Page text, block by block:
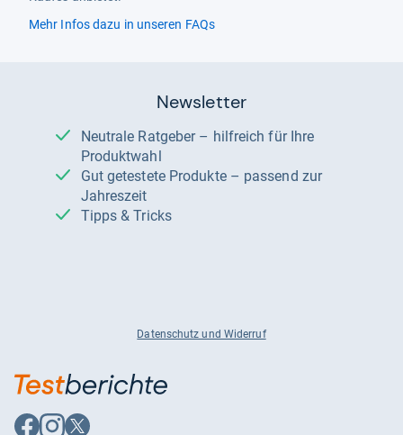
Mehr Infos dazu in unseren FAQs
Newsletter
Neutrale Ratgeber – hilfreich für Ihre
Produktwahl
Gut getestete Produkte – passend zur
Jahreszeit
Tipps & Tricks
Datenschutz und Widerruf
AufAufAuf